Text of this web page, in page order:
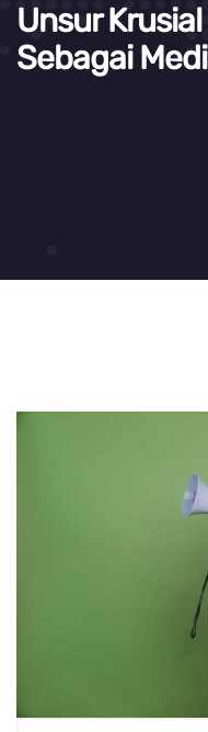
Unsur
Sebagai